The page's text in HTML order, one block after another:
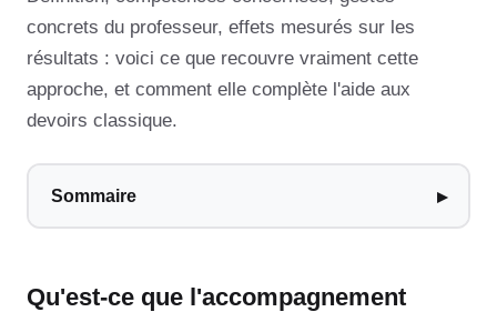
concrets du professeur, effets mesurés sur les
résultats : voici ce que recouvre vraiment cette
approche, et comment elle complète l'aide aux
devoirs classique.
Sommaire
Qu'est-ce que l'accompagnement